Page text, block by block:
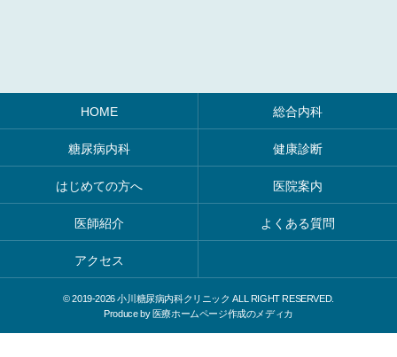
HOME 総合内科
糖尿病内科 健康診断
はじめての方へ 医院案内
医師紹介 よくある質問
アクセス
© 2019-2026 小川糖尿病内科クリニック ALL RIGHT RESERVED.
Produce by医療ホームページ作成のメディカ